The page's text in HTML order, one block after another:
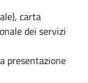
carta
dei servizi
presentazione